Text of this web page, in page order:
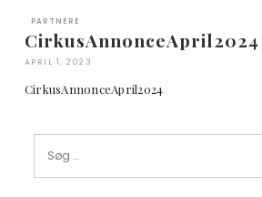
PARTNERE
CirkusAnnonceApril2024
APRIL 1, 2023
CirkusAnnonceApril2024